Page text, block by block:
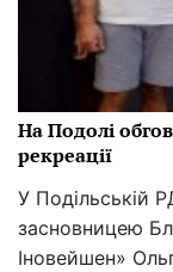
На Подолі
рекреації
У Подільській
засновницею
Іновейшен»